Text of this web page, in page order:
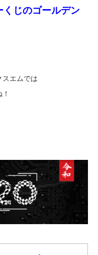
くじのゴールデン
スエムでは